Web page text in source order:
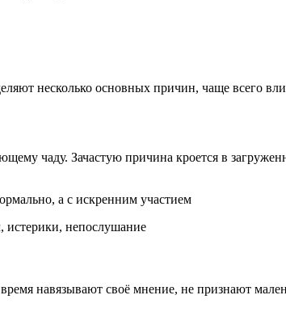
несколько основных причин, чаще всего
чаду. Зачастую причина кроется в
а с искренним участием
истерики, непослушание
навязывают своё мнение, не признают